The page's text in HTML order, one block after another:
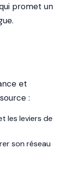
promet un
et
:
les leviers de
son réseau